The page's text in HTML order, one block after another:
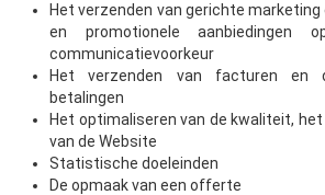
Het verzenden van gerichte
en promotionele aanbiedingen
communicatievoorkeur
Het verzenden van facturen en
betalingen
Het optimaliseren van de kwaliteit, het
van de Website
Statistische doeleinden
De opmaak van een offerte